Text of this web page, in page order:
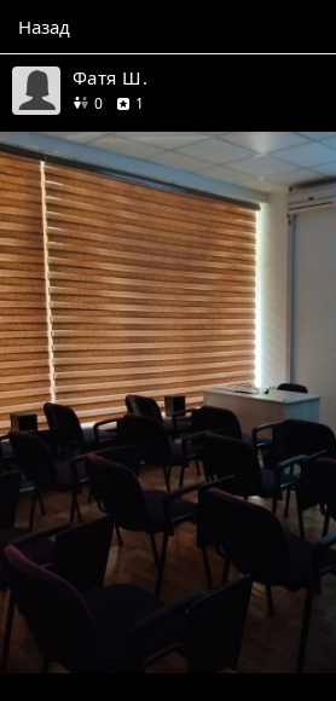
Назад
Фатя Ш.
0друзей
1